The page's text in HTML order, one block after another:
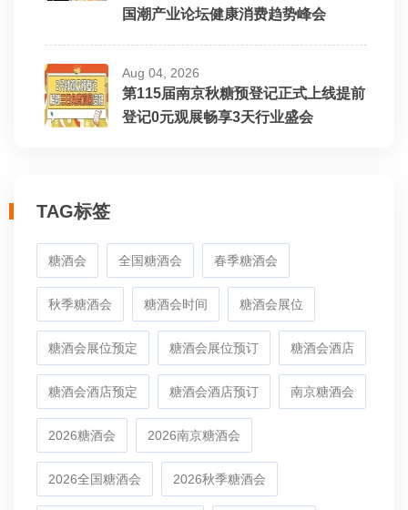
重庆奇爽食品有限公司
无锡远澔生物科技有限公司
江苏吉源食品有限公司
湖北小洋帽食品
山东宴王食品有限公司
国潮产业论坛健康消费趋势峰会
Aug 04, 2026
第115届南京秋糖预登记正式上线提前
登记0元观展畅享3天行业盛会
TAG标签
糖酒会 全国糖酒会 春季糖酒会
秋季糖酒会 糖酒会时间 糖酒会展位
糖酒会展位预定 糖酒会展位预订 糖酒会酒店
糖酒会酒店预定 糖酒会酒店预订 南京糖酒会
2026糖酒会 2026南京糖酒会
2026全国糖酒会 2026秋季糖酒会